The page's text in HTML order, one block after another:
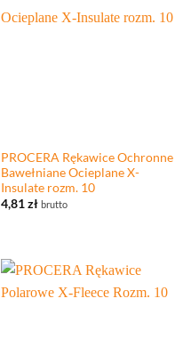
PROCERA Rękawice Ochronne
Bawełniane Ocieplane X-
Insulate rozm. 10
4,81zł brutto